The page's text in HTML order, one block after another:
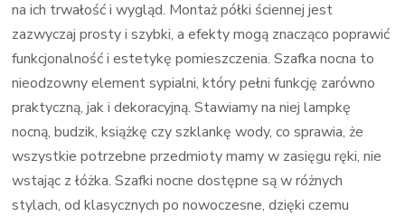
na ich trwałość i wygląd. Montaż półki ściennej jest
zazwyczaj prosty i szybki, a efekty mogą znacząco poprawić
funkcjonalność i estetykę pomieszczenia. Szafka nocna to
nieodzowny element sypialni, który pełni funkcję zarówno
praktyczną, jak i dekoracyjną. Stawiamy na niej lampkę
nocną, budzik, książkę czy szklankę wody, co sprawia, że
wszystkie potrzebne przedmioty mamy w zasięgu ręki, nie
wstając z łóżka. Szafki nocne dostępne są w różnych
stylach, od klasycznych po nowoczesne, dzięki czemu